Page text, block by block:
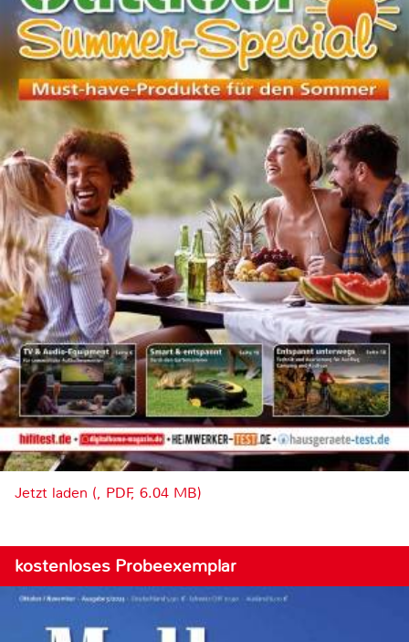
Jetzt laden (, PDF, 6.04 MB)
kostenloses Probeexemplar